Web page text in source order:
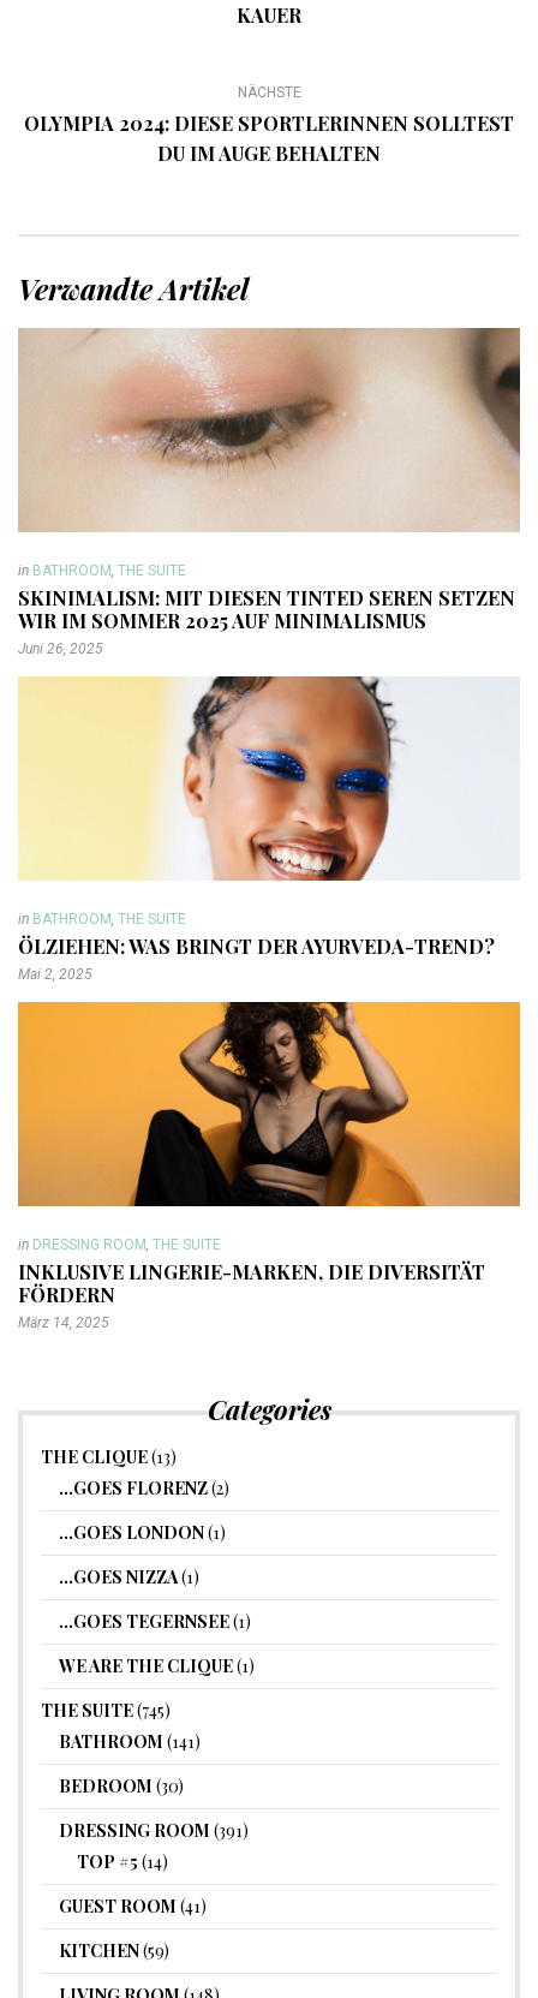
KAUER
NÄCHSTE
OLYMPIA 2024: DIESE SPORTLERINNEN SOLLTEST
DU IM AUGE BEHALTEN
Verwandte Artikel
in BATHROOM, THE SUITE
SKINIMALISM: MIT DIESEN TINTED SEREN SETZEN
WIR IM SOMMER 2025 AUF MINIMALISMUS
Juni 26, 2025
in BATHROOM, THE SUITE
ÖLZIEHEN: WAS BRINGT DER AYURVEDA-TREND?
Mai 2, 2025
in DRESSING ROOM, THE SUITE
INKLUSIVE LINGERIE-MARKEN, DIE DIVERSITÄT
FÖRDERN
März 14, 2025
Categories
THE CLIQUE(13)
…GOES FLORENZ(2)
…GOES LONDON(1)
…GOES NIZZA(1)
…GOES TEGERNSEE(1)
WE ARE THE CLIQUE(1)
THE SUITE(745)
BATHROOM (141)
BEDROOM (30)
DRESSING ROOM (391)
TOP #5 (14)
GUEST ROOM (41)
KITCHEN(59)